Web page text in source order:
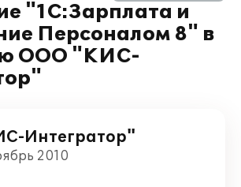
"1С:Зарплата и
Персоналом 8" в
ООО "КИС-
Интегратор"
2010